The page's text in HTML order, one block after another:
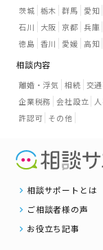
茨城 栃木 群馬 愛知
石川
大阪 京都 兵庫
徳島 香川 愛媛 高知
相談内容
離婚・浮気 相続 交
企業税務 会社設立
許認可 その他
相談サポートとは
ご相談者様の声
お役立ち記事